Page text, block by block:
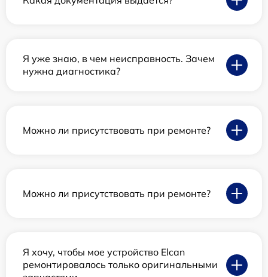
Я уже знаю, в чем неисправность. Зачем
нужна диагностика?
Можно ли присутствовать при ремонте?
Можно ли присутствовать при ремонте?
Я хочу, чтобы мое устройство Elcan
ремонтировалось только оригинальными